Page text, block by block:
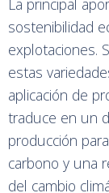
La principal
sostenibilidad
explotaciones.
estas
aplicación de
traduce en un
producción
carbono y una
del cambio